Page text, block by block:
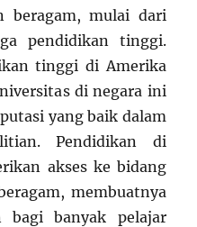
beragam, mulai dari
pendidikan tinggi.
tinggi di Amerika
di negara ini
yang baik dalam
Pendidikan di
akses ke bidang
membuatnya
bagi banyak pelajar